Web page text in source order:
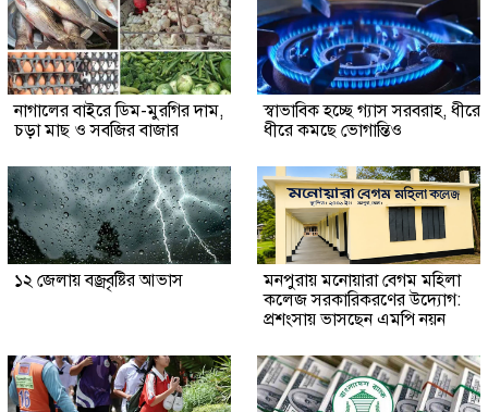
নাগালের বাইরে ডিম-মুরগির দাম,
চড়া মাছ ও সবজির বাজার
স্বাভাবিক হচ্ছে গ্যাস সরবরাহ, ধীরে
ধীরে কমছে ভোগান্তিও
১২ জেলায় বজ্রবৃষ্টির আভাস
মনপুরায় মনোয়ারা বেগম মহিলা
কলেজ সরকারিকরণের উদ্যোগ:
প্রশংসায় ভাসছেন এমপি নয়ন